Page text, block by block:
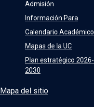
Admisión
Información Para
Calendario Académico
Mapas de la UC
Plan estratégico 2026-
2030
Mapa del sitio